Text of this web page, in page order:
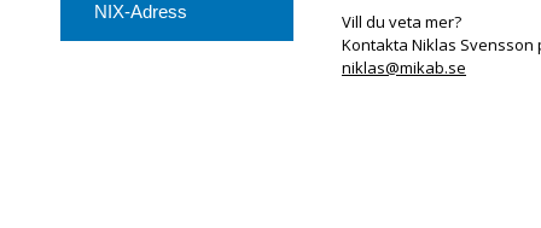
NIX-Adress
Vill du veta mer?
Kontakta Niklas Svensson
niklas@mikab.se